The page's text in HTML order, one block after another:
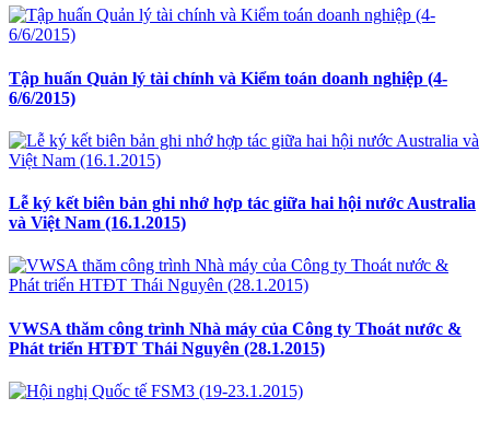
Tập huấn Quản lý tài chính và Kiểm toán doanh nghiệp (4-
6/6/2015)
Lễ ký kết biên bản ghi nhớ hợp tác giữa hai hội nước Australia
và Việt Nam (16.1.2015)
VWSA thăm công trình Nhà máy của Công ty Thoát nước &
Phát triển HTĐT Thái Nguyên (28.1.2015)